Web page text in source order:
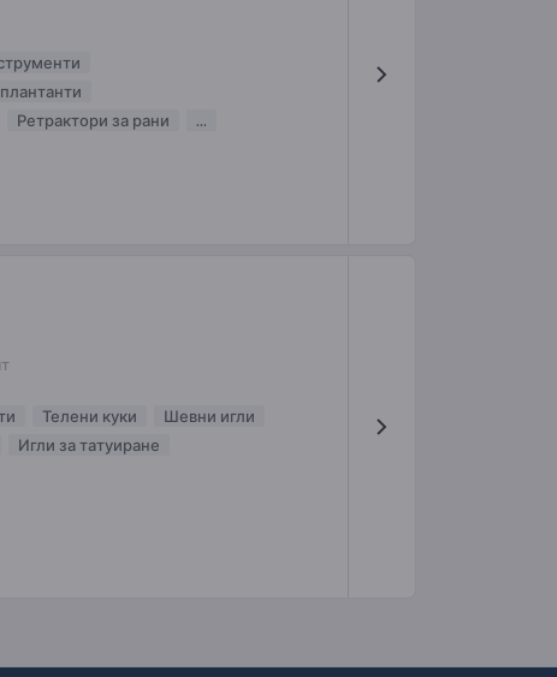
Ретрактори за рани ...
Телени куки
Шевни игли
Игли за татуиране